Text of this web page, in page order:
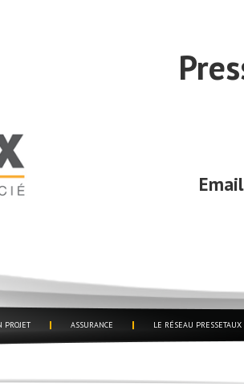
PROJET ASSURANCE LE RÉSEAU PRESSETAUX